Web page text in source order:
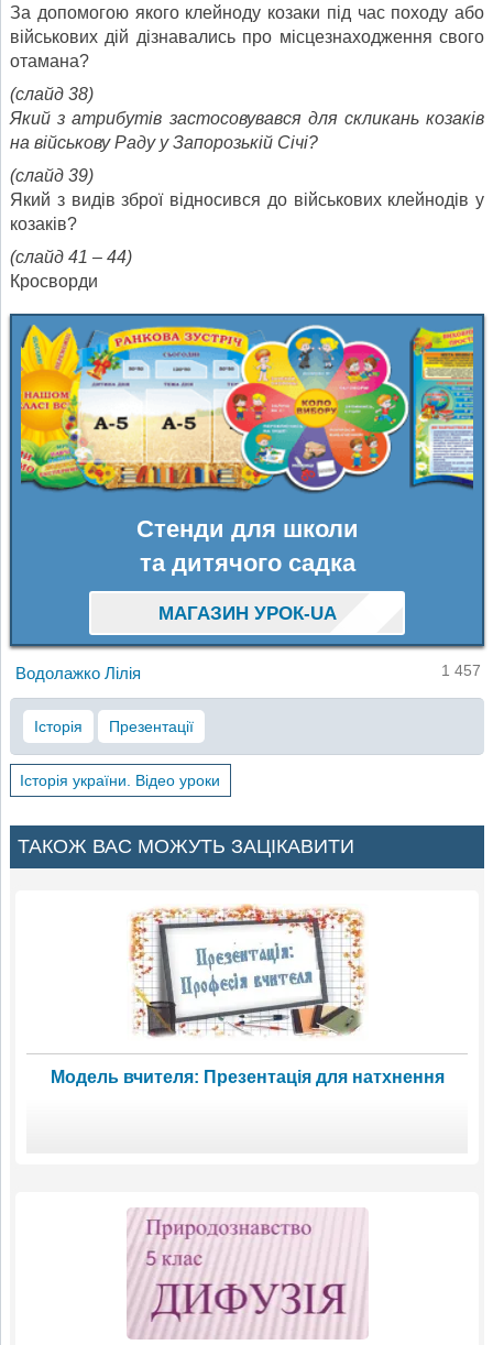
За допомогою якого клейноду козаки під час походу або
військових дій дізнавались про місцезнаходження свого
отамана?
(слайд 38)
Який з атрибутів застосовувався для скликань козаків
на військову Раду у Запорозькій Січі?
(слайд 39)
Який з видів зброї відносився до військових клейнодів у
козаків?
(слайд 41 – 44)
Кросворди
Стенди для школи
та дитячого садка
МАГАЗИН УРОК-UA
Водолажко Лілія 1 457
Історія Презентації
Історія україни. Відео уроки
ТАКОЖ ВАС МОЖУТЬ ЗАЦІКАВИТИ
Модель вчителя: Презентація для натхнення